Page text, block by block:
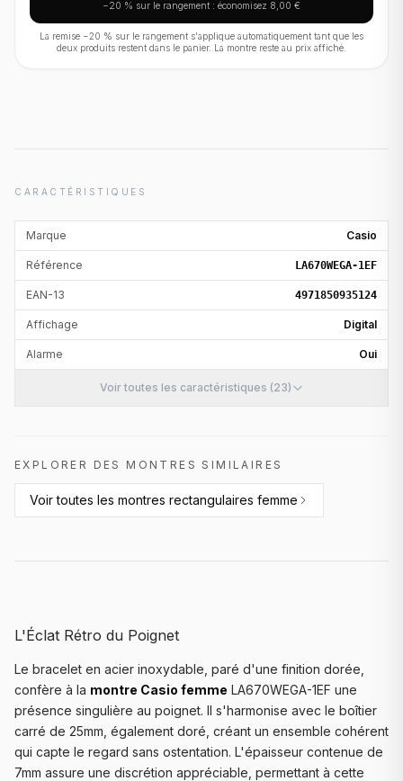
−20 % sur le rangement : économisez 8,00 €
La remise −20 % sur le rangement s'applique automatiquement tant que les
deux produits restent dans le panier. La montre reste au prix affiché.
CARACTÉRISTIQUES
Marque Casio
Référence LA670WEGA-1EF
EAN-13 4971850935124
Affichage Digital
Alarme Oui
Voir toutes les caractéristiques (23)
EXPLORER DES MONTRES SIMILAIRES
Voir toutes les montres rectangulaires femme
L'Éclat Rétro du Poignet
Le bracelet en acier inoxydable, paré d'une finition dorée,
confère à la montre Casio femme LA670WEGA-1EF une
présence singulière au poignet. Il s'harmonise avec le boîtier
carré de 25mm, également doré, créant un ensemble cohérent
qui capte le regard sans ostentation. L'épaisseur contenue de
7mm assure une discrétion appréciable, permettant à cette